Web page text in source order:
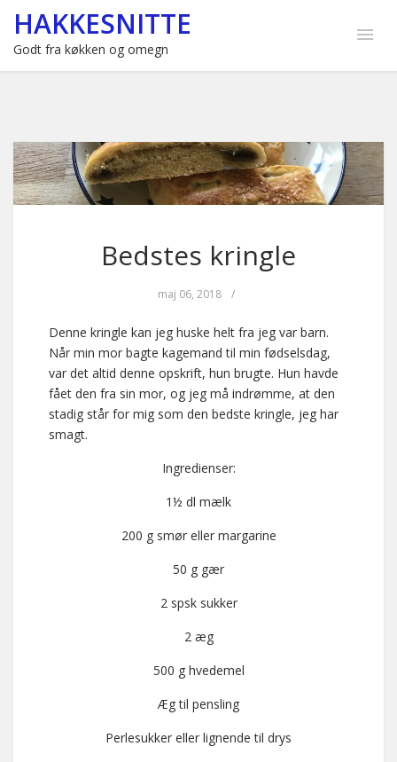
HAKKESNITTE
Godt fra køkken og omegn
Bedstes kringle
maj 06, 2018 /
Denne kringle kan jeg huske helt fra jeg var barn.
Når min mor bagte kagemand til min fødselsdag,
var det altid denne opskrift, hun brugte. Hun havde
fået den fra sin mor, og jeg må indrømme, at den
stadig står for mig som den bedste kringle, jeg har
smagt.
Ingredienser:
1½ dl mælk
200 g smør eller margarine
50 g gær
2 spsk sukker
2 æg
500 g hvedemel
Æg til pensling
Perlesukker eller lignende til drys